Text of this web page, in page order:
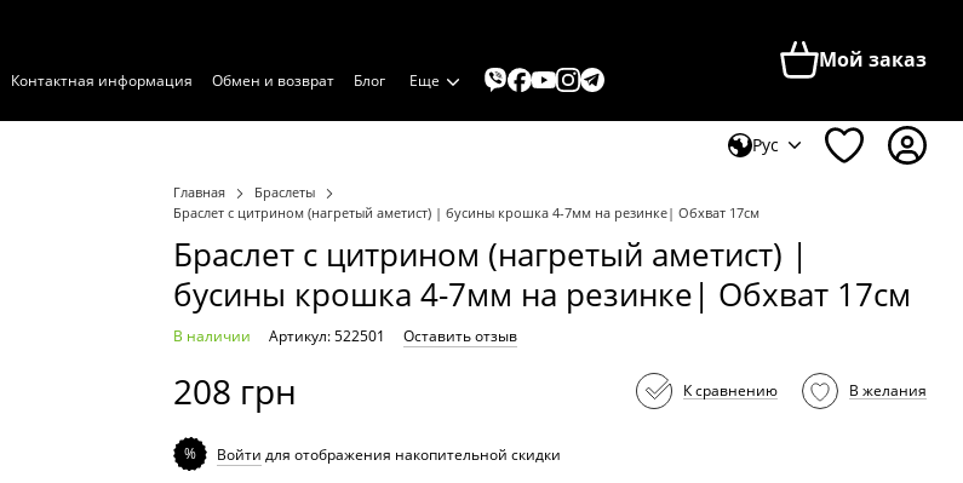
Контактная информация Обмен и возврат Блог Еще
Мой заказ
Рус
Главная
Браслеты
Браслет с цитрином (нагретый аметист) | бусины крошка 4-7мм на резинке| Обхват 17см
Браслет с цитрином (нагретый аметист) |
бусины крошка 4-7мм на резинке| Обхват 17см
В наличии Артикул: 522501 Оставить отзыв
208 грн К сравнению В желания
% Войти для отображения накопительной скидки